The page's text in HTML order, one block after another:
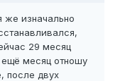
же изначально
29 месяц
ещё месяц отношу
после двух